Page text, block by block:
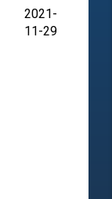
2021-
11-29